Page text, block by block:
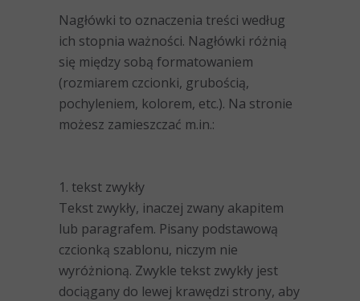
Nagłówki to oznaczenia treści według
ich stopnia ważności. Nagłówki różnią
się między sobą formatowaniem
(rozmiarem czcionki, grubością,
pochyleniem, kolorem, etc.). Na stronie
możesz zamieszczać m.in.:
1. tekst zwykły
Tekst zwykły, inaczej zwany akapitem
lub paragrafem. Pisany podstawową
czcionką szablonu, niczym nie
wyróżnioną. Zwykle tekst zwykły jest
dociągany do lewej krawędzi strony, aby